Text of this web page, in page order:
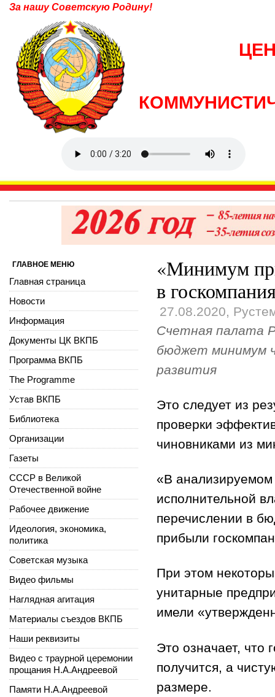
За нашу Советскую Родину!
«Минимум
в
27.08.2020,
Счетная палата
бюджет минимум
развития
Это следует из
проверки
чиновниками из
«В
исполнительной
перечислении в
прибыли
При этом
унитарные
имели
Это означает, что
получится, а
размере.
ГЛАВНОЕ МЕНЮ
Главная страница
Новости
Информация
Документы ЦК ВКПБ
Программа ВКПБ
The Programme
Устав ВКПБ
Библиотека
Организации
Газеты
СССР в Великой
Отечественной войне
Рабочее движение
Идеология, экономика,
политика
Советская музыка
Видео фильмы
Наглядная агитация
Материалы съездов ВКПБ
Наши реквизиты
Видео с траурной церемонии
прощания Н.А.Андреевой
Памяти Н.А.Андреевой